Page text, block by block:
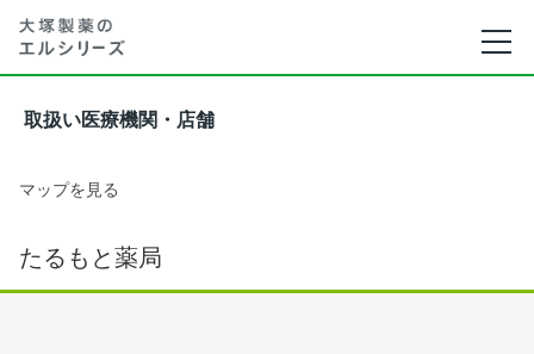
取扱い医療機関・店舗
マップを見る
たるもと薬局